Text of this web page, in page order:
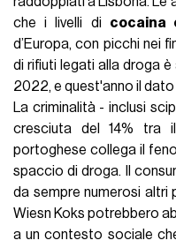
che i livelli di cocaina
d’Europa, con picchi nei
di rifiuti legati alla droga
2022, e quest'anno il
La criminalità - inclusi
cresciuta del 14%
portoghese collega il
spaccio di droga. Il
da sempre numerosi altri
Wiesn Koks potrebbero
a un contesto sociale